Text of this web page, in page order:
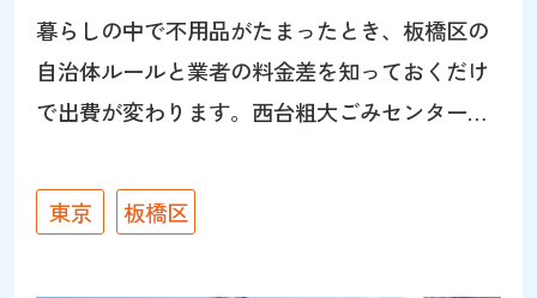
る朝霞市は板橋区の隣接エリアのため、板
暮らしの中で不用品がたまったとき、板橋区の
自治体ルールと業者の料金差を知っておくだけ
で出費が変わります。西台粗大ごみセンターへ
した。 板橋区で不用品回収業者を選ぶ前に知っ
ておきたい3つのポイント 「現地見積もりが必
東京 板橋区